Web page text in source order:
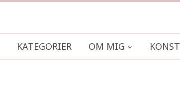
KATEGORIER OM MIG KONST